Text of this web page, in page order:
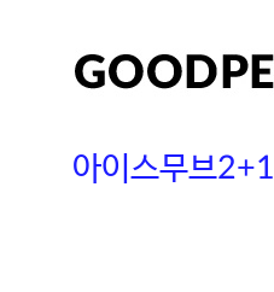
아이스무브2+1